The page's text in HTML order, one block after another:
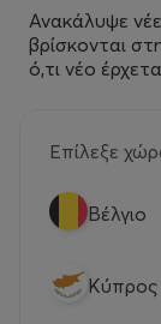
Ανακάλυψε
βρίσκονται
ό,τι νέο
Επίλεξε
Βέλγιο
Κύπρος